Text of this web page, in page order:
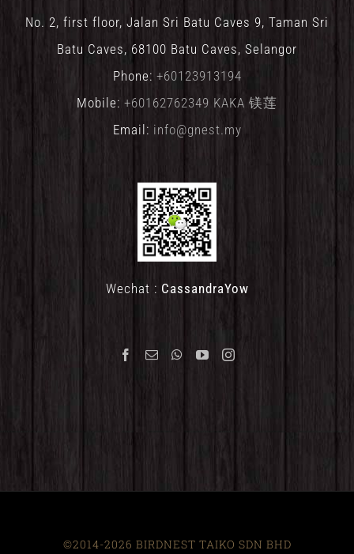
No. 2, first floor, Jalan Sri Batu Caves 9, Taman Sri
Batu Caves, 68100 Batu Caves, Selangor
Phone: +60123913194
Mobile: +60162762349 KAKA 镁莲
Email: info@gnest.my
Wechat : CassandraYow
©2014-2026 BIRDNEST TAIKO SDN BHD